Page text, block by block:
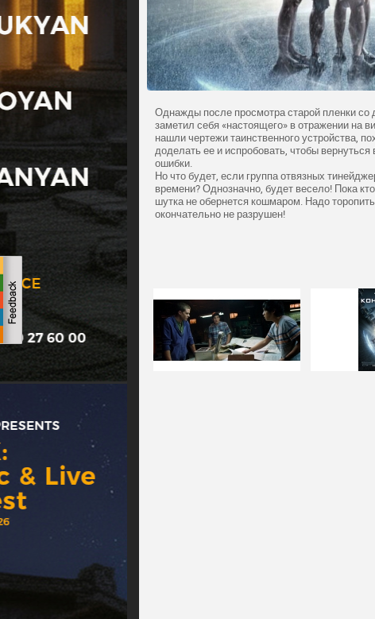
Однажды после просмотра старой пленки
заметил себя «настоящего» в отражении на
нашли чертежи таинственного устройства,
доделать ее и испробовать, чтобы
ошибки.
Но что будет, если группа отвязных
времени? Однозначно, будет весело! Пока
шутка не обернется кошмаром. Надо
окончательно не разрушен!